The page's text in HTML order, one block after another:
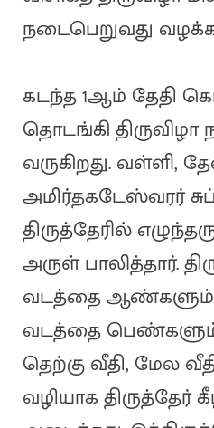
நடைபெறுவது
கடந்த 1ஆம் தேதி
தொடங்கி
வருகிறது. வள்ளி,
அமிர்தகடேஸ்வரர்
திருத்தேரில்
அருள் பாலித்தார்.
வடத்தை
வடத்தை
தெற்கு வீதி, மேல
வழியாக திருத்தேர்